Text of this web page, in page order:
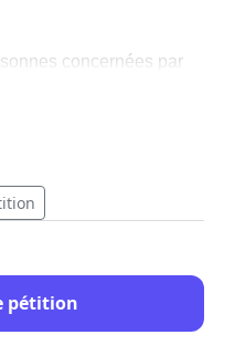
concernées par
demain pour d'autres
pétition